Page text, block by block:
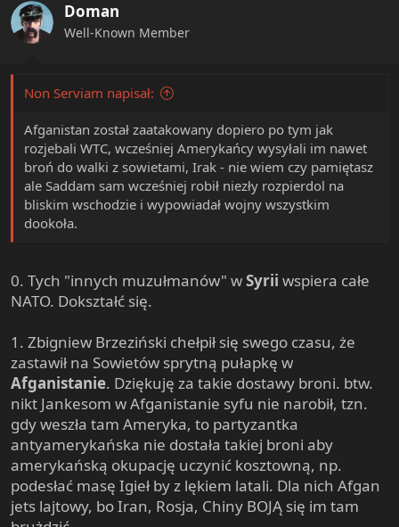
o
n
s
Doman
Well-Known Member
Non Serviam napisał:
Afganistan został zaatakowany dopiero po tym jak
rozjebali WTC, wcześniej Amerykańcy wysyłali im nawet
broń do walki z sowietami, Irak - nie wiem czy pamiętasz
ale Saddam sam wcześniej robił niezły rozpierdol na
bliskim wschodzie i wypowiadał wojny wszystkim
dookoła.
0. Tych "innych muzułmanów" wSyrii wspiera całe
NATO. Dokształć się.
1. Zbigniew Brzeziński chełpił się swego czasu, że
zastawił na Sowietów sprytną pułapkę w
Afganistanie. Dziękuję za takie dostawy broni. btw.
nikt Jankesom w Afganistanie syfu nie narobił, tzn.
gdy weszła tam Ameryka, to partyzantka
antyamerykańska nie dostała takiej broni aby
amerykańską okupację uczynić kosztowną, np.
podesłać masę Igieł by z lękiem latali. Dla nich Afgan
jets lajtowy, bo Iran, Rosja, Chiny BOJĄ się im tam